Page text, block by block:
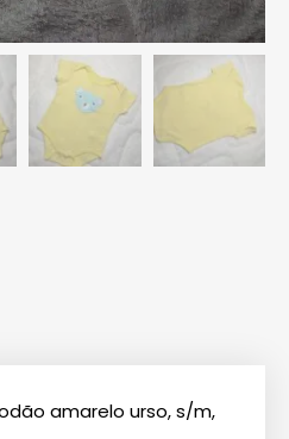
amarelo urso, s/m,